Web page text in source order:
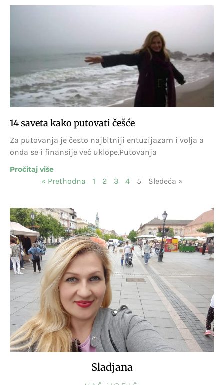
14 saveta kako putovati češće
Za putovanja je često najbitniji entuzijazam i volja a
onda se i finansije već uklope.Putovanja
Pročitaj više
« Prethodna 1 2 3 4 5 Sledeća »
Sladjana